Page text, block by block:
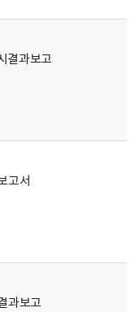
결과보고
고서
과보고